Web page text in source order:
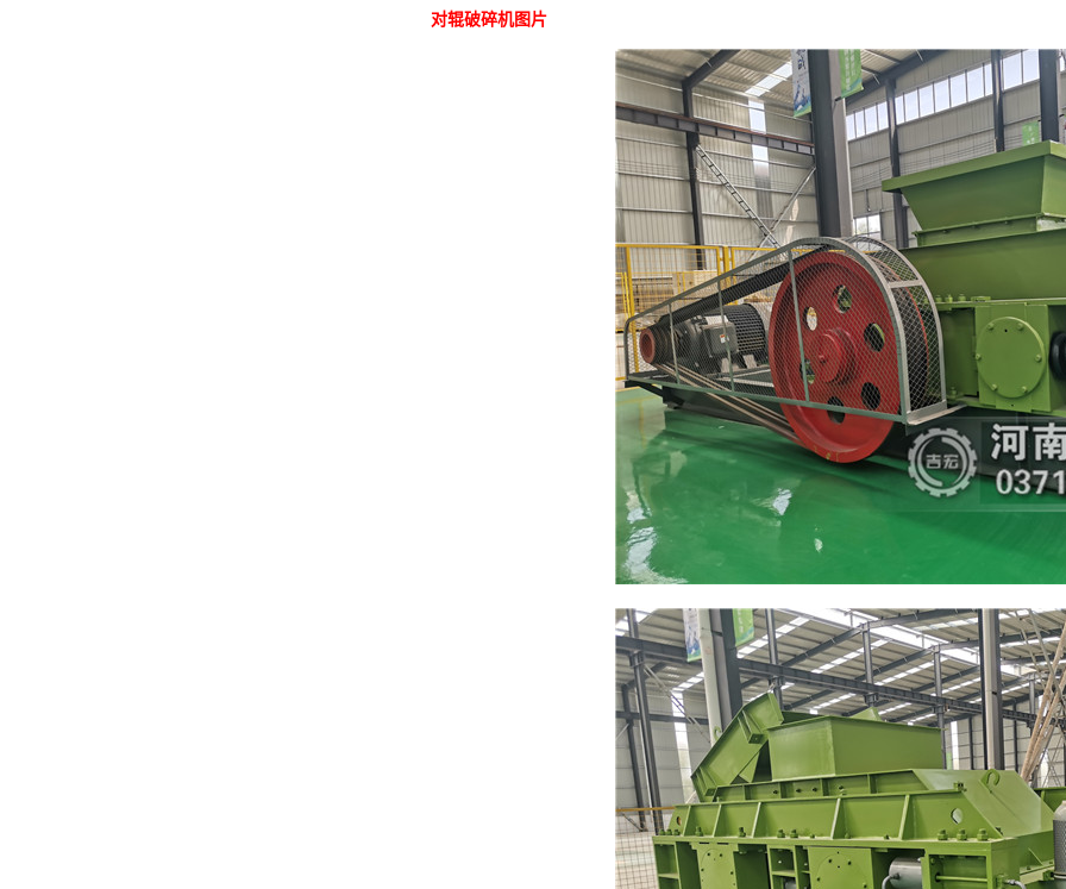
对辊破碎机图片